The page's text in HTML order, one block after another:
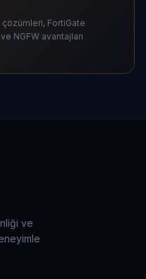
FortiGate
NGFW avantajları
ve